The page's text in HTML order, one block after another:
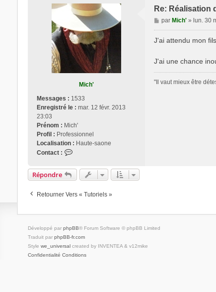
t
a
t
e
r
C
e
Mich'
Messages : 1533
Enregistré le : mar. 12 févr. 2013
23:03
Prénom : Mich'
Profil : Professionnel
Localisation : Haute-saone
Contact :
n
t
c
e
M
i
c
h
Re: Réalisation
M
e
s
g
e
par Mich' » lun. 30
J'ai attendu mon
J'ai une chance
"Il vaut mieux être
Répondre
Retourner Vers « Tutoriels »
Développé par phpBB® Forum Software © phpBB Limited
Traduit par phpBB-fr.com
Style we_universalcreated by INVENTEA & v12mike
Confidentialité Conditions